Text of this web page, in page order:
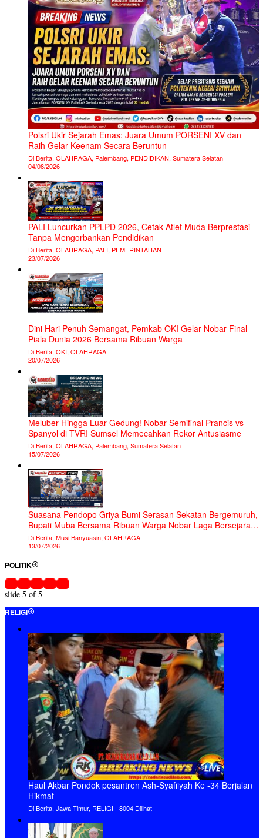
Polsri Ukir Sejarah Emas: Juara Umum PORSENI XV dan
Raih Gelar Keenam Secara Beruntun
Di Berita, OLAHRAGA, Palembang, PENDIDIKAN, Sumatera Selatan
04/08/2026
PALI Luncurkan PPLPD 2026, Cetak Atlet Muda Berprestasi
Tanpa Mengorbankan Pendidikan
Di Berita, OLAHRAGA, PALI, PEMERINTAHAN
23/07/2026
Dini Hari Penuh Semangat, Pemkab OKI Gelar Nobar Final
Piala Dunia 2026 Bersama Ribuan Warga
Di Berita, OKI, OLAHRAGA
20/07/2026
Meluber Hingga Luar Gedung! Nobar Semifinal Prancis vs
Spanyol di TVRI Sumsel Memecahkan Rekor Antusiasme
Di Berita, OLAHRAGA, Palembang, Sumatera Selatan
15/07/2026
Suasana Pendopo Griya Bumi Serasan Sekatan Bergemuruh,
Bupati Muba Bersama Ribuan Warga Nobar Laga Bersejarah
Piala Dunia 2026
Di Berita, Musi Banyuasin, OLAHRAGA
13/07/2026
POLITIK
slide 5 of 5
RELIGI
Haul Akbar Pondok pesantren Ash-Syafiiyah Ke -34 Berjalan
Hikmat
Di Berita, Jawa Timur, RELIGI 8004 Dilihat